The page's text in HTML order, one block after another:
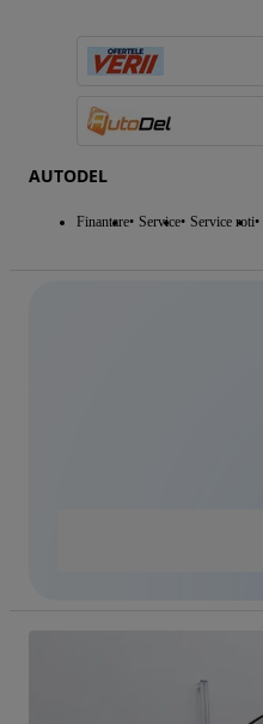
AUTODEL
Finantare Service Service roti